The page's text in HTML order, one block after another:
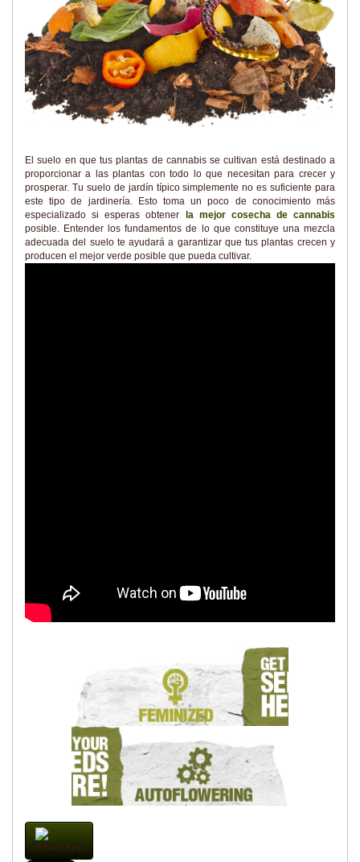
El suelo en que tus plantas de cannabis se cultivan está destinado a
proporcionar a las plantas con todo lo que necesitan para crecer y
prosperar. Tu suelo de jardín típico simplemente no es suficiente para
este tipo de jardinería. Esto toma un poco de conocimiento más
especializado si esperas obtener la mejor cosecha de cannabis
posible. Entender los fundamentos de lo que constituye una mezcla
adecuada del suelo te ayudará a garantizar que tus plantas crecen y
producen el mejor verde posible que pueda cultivar.
WhatsApp